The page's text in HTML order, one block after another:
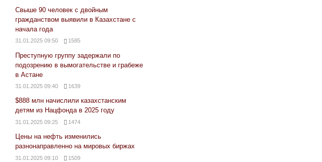
Свыше 90 человек с двойным
гражданством выявили в Казахстане с
начала года
31.01.2025 09:50 1585
Преступную группу задержали по
подозрению в вымогательстве и грабеже
в Астане
31.01.2025 09:40 1639
$888 млн начислили казахстанским
детям из Нацфонда в 2025 году
31.01.2025 09:25 1474
Цены на нефть изменились
разнонаправленно на мировых биржах
31.01.2025 09:10 1509